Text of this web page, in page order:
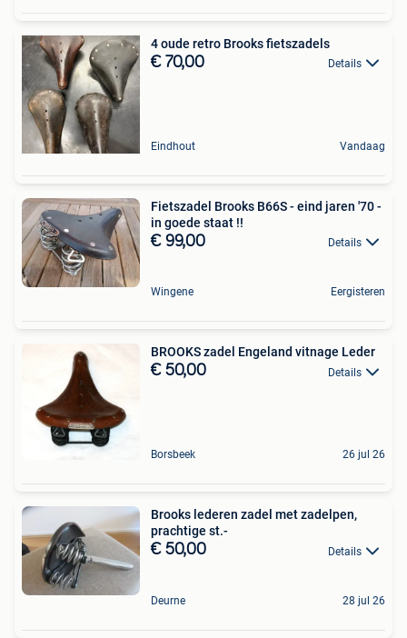
4 oude retro Brooks fietszadels
€ 70,00 Details
Eindhout Vandaag
Fietszadel Brooks B66S - eind jaren '70 -
in goede staat !!
€ 99,00 Details
Wingene Eergisteren
BROOKS zadel Engeland vitnage Leder
€ 50,00 Details
Borsbeek 26 jul 26
Brooks lederen zadel met zadelpen,
prachtige st.-
€ 50,00 Details
Deurne 28 jul 26